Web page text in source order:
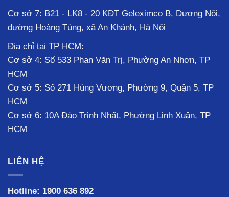
Cơ sở 7: B21 - LK8 - 20 KĐT Geleximco B, Dương Nội,
đường Hoàng Tùng, xã An Khánh, Hà Nội
Địa chỉ tại TP HCM:
Cơ sở 4: Số 533 Phan Văn Trị, Phường An Nhơn, TP
HCM
Cơ sở 5: Số 271 Hùng Vương, Phường 9, Quận 5, TP
HCM
Cơ sở 6: 10A Đào Trinh Nhất, Phường Linh Xuân, TP
HCM
LIÊN HỆ
Hotline: 1900 636 892